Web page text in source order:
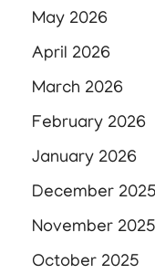
May 2026
April 2026
March 2026
February 2026
January 2026
December 2025
November 2025
October 2025